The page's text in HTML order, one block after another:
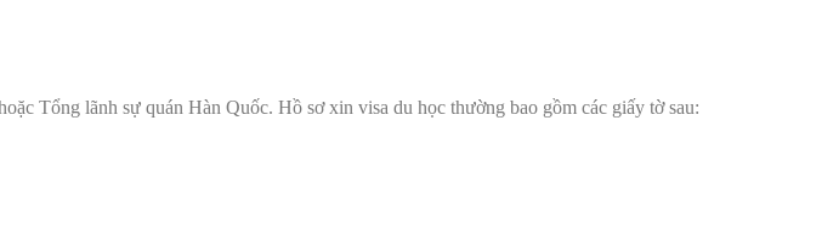
Tổng lãnh sự quán Hàn Quốc. Hồ sơ xin visa du học thường bao gồm các giấy tờ sau: